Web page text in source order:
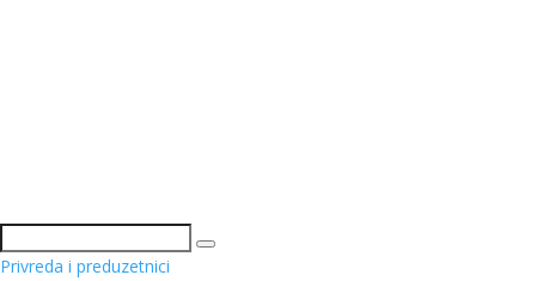
Pretraga
Privreda i preduzetnici